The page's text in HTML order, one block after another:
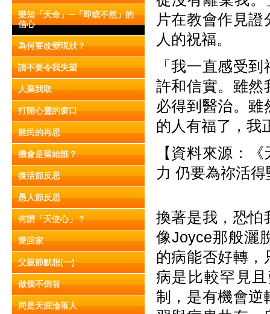
樂知「天命」─「即或不然」的
信心
為何要改變現狀？
請不要令我失望
人棄我取
打開心靈的窗口
難民的再思
機會是留給誰？
復活節反思
愚人節反思
何謂「天使心」？
愛回家
父親節默想(一)
做個不倒翁
同是天涯淪落人
片在教會作見
人的祝福。
「我一直感受
許和信實。雖然
必得到醫治。
的人有福了，我
【資料來源：
力 仍要為祢活
換著是我，恐怕
像Joyce那般灑
的病能否好轉，
病是比較罕見
制，是有機會逆